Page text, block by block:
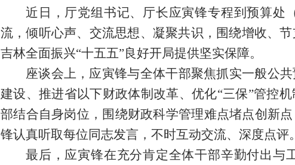
近日，厅党组书记、厅长应寅锋专程到预算处
流，倾听心声、交流思想、凝聚共识，围绕增收、
吉林全面振兴“十五五”良好开局提供坚实保障。
座谈会上，应寅锋与全体干部聚焦抓实一般公
建设、推进省以下财政体制改革、优化“三保”管控
部结合自身岗位，围绕财政科学管理难点堵点创新
锋认真听取每位同志发言，不时互动交流、深度点评。
最后，应寅锋在充分肯定全体干部辛勤付出与